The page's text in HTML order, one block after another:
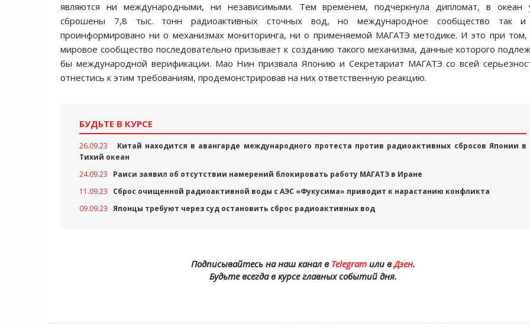
являются ни международными, ни независимыми. Тем временем, подчеркнула дипломат, в океан
сброшены 7,8 тыс. тонн радиоактивных сточных вод, но международное сообщество так
проинформировано ни о механизмах мониторинга, ни о применяемой МАГАТЭ методике. И это при том,
мировое сообщество последовательно призывает к созданию такого механизма, данные которого
бы международной верификации. Мао Нин призвала Японию и Секретариат МАГАТЭ со всей
отнестись к этим требованиям, продемонстрировав на них ответственную реакцию.
БУДЬТЕ В КУРСЕ
26.09.23
Китай находится в авангарде международного протеста против радиоактивных сбросов Японии в
Тихий океан
24.09.23
Раиси заявил об отсутствии намерений блокировать работу МАГАТЭ в Иране
11.09.23
Сброс очищенной радиоактивной воды с АЭС «Фукусима» приводит к нарастанию конфликта
09.09.23 Японцы требуют через суд остановить сброс радиоактивных вод
Подписывайтесь на наш канал в Telegramили вДзен.
Будьте всегда в курсе главных событий дня.